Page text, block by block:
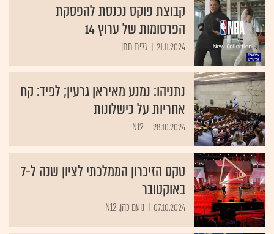
קבוצת פוקס נכנסת להפסקת
הפרסומות של ערוץ 14
21.11.2024 גלית חתן
נתניהו: נמנע מאיראן גרעין; לפיד: קח
אחריות על כישלונות
28.10.2024
N12
טקס הזיכרון הממלכתי לציון שנה ל-7
באוקטובר
07.10.2024 נועם כהן, N12